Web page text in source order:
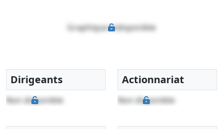
Graphique indisponible
Dirigeants
Non disponible
Actionnariat
Non disponible